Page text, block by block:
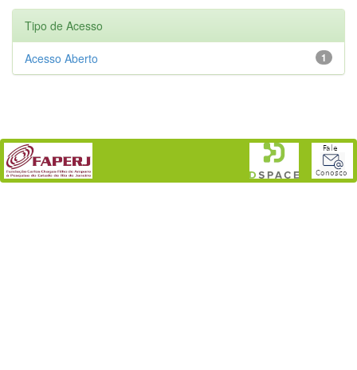
Tipo de Acesso
1
Acesso Aberto